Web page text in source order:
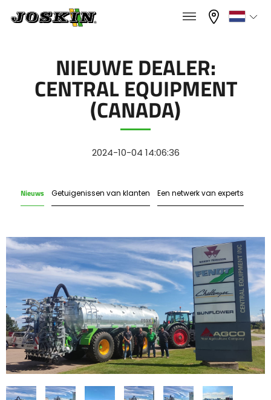
Menu
JOSKIN WERELD
FAN SHOP
PARTS BOOK
×
×
Français
English
Deutsch
Español
Polski
Brochure downladen
Italiano
NIEUWE DEALER:
CENTRAL EQUIPMENT
(CANADA)
2024-10-04 14:06:36
Nieuws Getuigenissen van klanten Een netwerk van experts